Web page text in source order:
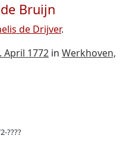
Bruijn
de Drijver.
April 1772 in Werkhoven,
????